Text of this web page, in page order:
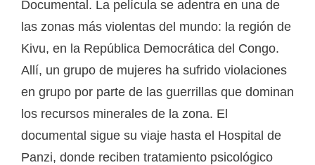
Documental. La película se adentra en una de
las zonas más violentas del mundo: la región de
Kivu, en la República Democrática del Congo.
Allí, un grupo de mujeres ha sufrido violaciones
en grupo por parte de las guerrillas que dominan
los recursos minerales de la zona. El
documental sigue su viaje hasta el Hospital de
Panzi, donde reciben tratamiento psicológico